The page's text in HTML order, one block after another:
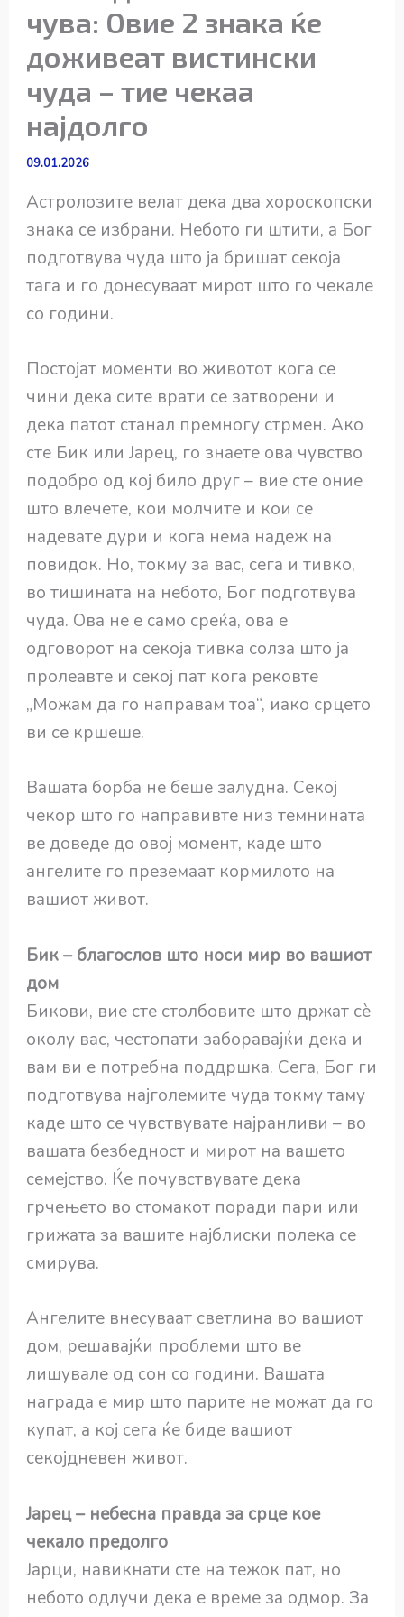
чува: Овие 2 знака ќе
доживеат вистински
чуда – тие чекаа
најдолго
09.01.2026
Астролозите велат дека два хороскопски
знака се избрани. Небото ги штити, а Бог
подготвува чуда што ја бришат секоја
тага и го донесуваат мирот што го чекале
со години.
Постојат моменти во животот кога се
чини дека сите врати се затворени и
дека патот станал премногу стрмен. Ако
сте Бик или Јарец, го знаете ова чувство
подобро од кој било друг – вие сте оние
што влечете, кои молчите и кои се
надевате дури и кога нема надеж на
повидок. Но, токму за вас, сега и тивко,
во тишината на небото, Бог подготвува
чуда. Ова не е само среќа, ова е
одговорот на секоја тивка солза што ја
пролеавте и секој пат кога рековте
„Можам да го направам тоа“, иако срцето
ви се кршеше.
Вашата борба не беше залудна. Секој
чекор што го направивте низ темнината
ве доведе до овој момент, каде што
ангелите го преземаат кормилото на
вашиот живот.
Бик – благослов што носи мир во вашиот
дом
Бикови, вие сте столбовите што држат сè
околу вас, честопати заборавајќи дека и
вам ви е потребна поддршка. Сега, Бог ги
подготвува најголемите чуда токму таму
каде што се чувствувате најранливи – во
вашата безбедност и мирот на вашето
семејство. Ќе почувствувате дека
грчењето во стомакот поради пари или
грижата за вашите најблиски полека се
смирува.
Ангелите внесуваат светлина во вашиот
дом, решавајќи проблеми што ве
лишувале од сон со години. Вашата
награда е мир што парите не можат да го
купат, а кој сега ќе биде вашиот
секојдневен живот.
Јарец – небесна правда за срце кое
чекало предолго
Јарци, навикнати сте на тежок пат, но
небото одлучи дека е време за одмор. За